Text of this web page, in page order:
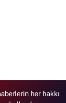
her hakkı